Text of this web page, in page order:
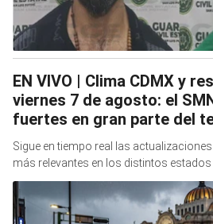
EN VIVO | Clima CDMX y
viernes 7 de agosto: el
fuertes en gran parte del
Sigue en tiempo real las
más relevantes en los distintos estados